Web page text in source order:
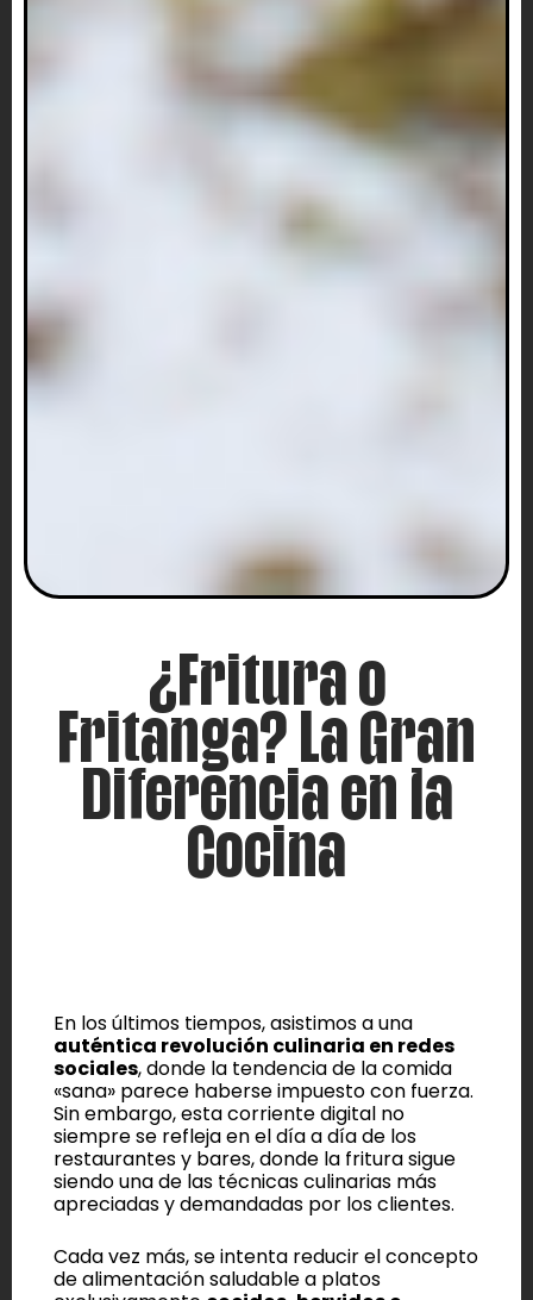
¿Fritura o
Fritanga? La Gran
Diferencia en la
Cocina
En los últimos tiempos, asistimos a una
auténtica revolución culinaria en redes
sociales, donde la tendencia de la comida
«sana» parece haberse impuesto con fuerza.
Sin embargo, esta corriente digital no
siempre se refleja en el día a día de los
restaurantes y bares, donde la fritura sigue
siendo una de las técnicas culinarias más
apreciadas y demandadas por los clientes.
Cada vez más, se intenta reducir el concepto
de alimentación saludable a platos